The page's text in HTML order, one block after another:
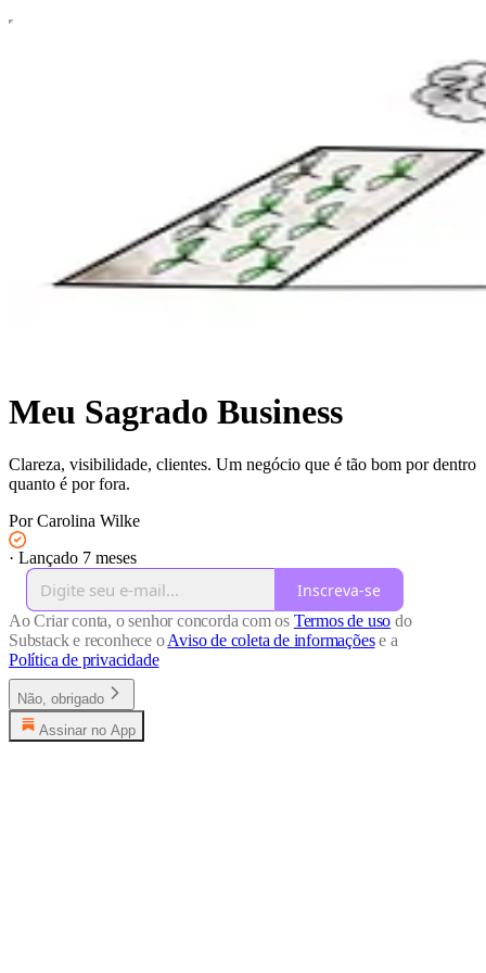
Meu Sagrado Business
Clareza, visibilidade, clientes. Um negócio que é tão bom por dentro
quanto é por fora.
Por Carolina Wilke
· Lançado 7 meses
Inscreva-se
Ao Criar conta, o senhor concorda com os Termos de uso do
Substack e reconhece oAviso de coleta de informaçõese a
Política de privacidade
Não, obrigado
Assinar no App